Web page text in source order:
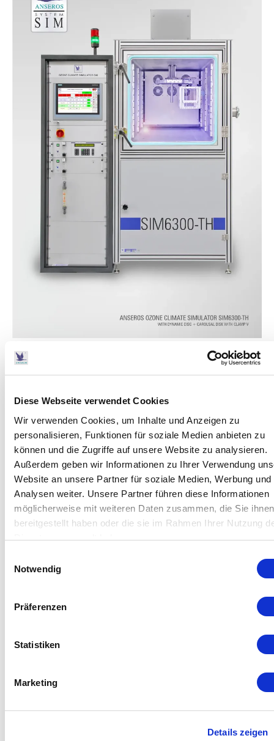
Diese Webseite verwendet Cookies
Wir verwenden Cookies, um Inhalte und Anzeigen zu
personalisieren, Funktionen für soziale Medien anbieten zu
können und die Zugriffe auf unsere Website zu analysieren.
Außerdem geben wir Informationen zu Ihrer Verwendung
Website an unsere Partner für soziale Medien, Werbung und
Analysen weiter. Unsere Partner führen diese Informationen
möglicherweise mit weiteren Daten zusammen, die Sie ihnen
bereitgestellt haben oder die sie im Rahmen Ihrer Nutzung
Dienste gesammelt haben.
Notwendig
Präferenzen
Statistiken
Marketing
Details zeigen
Product details
basic instruments for rubber aging and crack testing.
They are designed to run the simulations necessary
for 10 year durability testing.
The device offers a reliable ozone generator
(maintenance free) and a precise certified ozone
analyzer MP for automatic control of the ozone level
in the chamber. A digital data logging interface RS232
is available along with the Anseros data logging
software AMACS. Interruption procedures during
closed loop version, a turbojet is installed for safety